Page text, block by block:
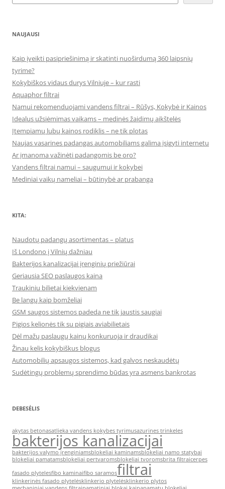
NAUJAUSI
Kaip įveikti pasipriešinimą ir skatinti nuoširdumą 360 laipsnių
tyrime?
Kokybiškos vidaus durys Vilniuje – kur rasti
Aquaphor filtrai
Namui rekomenduojami vandens filtrai – Rūšys, Kokybė ir Kainos
Idealus užsiėmimas vaikams – medinės žaidimų aikštelės
Įtempiamų lubų kainos rodiklis – ne tik plotas
Naujas vasarines padangas automobiliams galima įsigyti internetu
Ar įmanoma važinėti padangomis be oro?
Vandens filtrai namui – saugumui ir kokybei
Mediniai vaikų nameliai – būtinybė ar prabanga
KITA:
Naudotų padangų asortimentas – platus
Iš Londono į Vilnių dažniau
Bakterijos kanalizacijai įrenginių priežiūrai
Geriausia SEO paslaugos kaina
Traukiniu bilietai kiekvienam
Be langų kaip bomželiai
GSM saugos sistemos padeda ne tik jaustis saugiai
Pigios kelionės tik su pigiais aviabilietais
Dėl mažų paslaugų kainų konkuruoja ir draudikai
Žinau kelis kokybiškus blogus
Automobilių apsaugos sistemos, kad galvos neskaudėtų
Sudėtingų problemų sprendimo būdas yra asmens bankrotas
DEBESĖLIS
akytas betonasatlieka vandens kokybes tyrimusazurines trinkeles
bakterijos kanalizacijai
bakterijos valymo įrenginiamsblokeliai kaminamsblokeliai namo statybai
blokeliai pamatamsblokeliai pertvaromsblokeliai tvoromsbrita filtraicerpes
fasado plytelesfibo kaminaifibo saramosfiltrai
klinkerinės fasado plytelėsklinkerio plytelėsklinkerio plytos